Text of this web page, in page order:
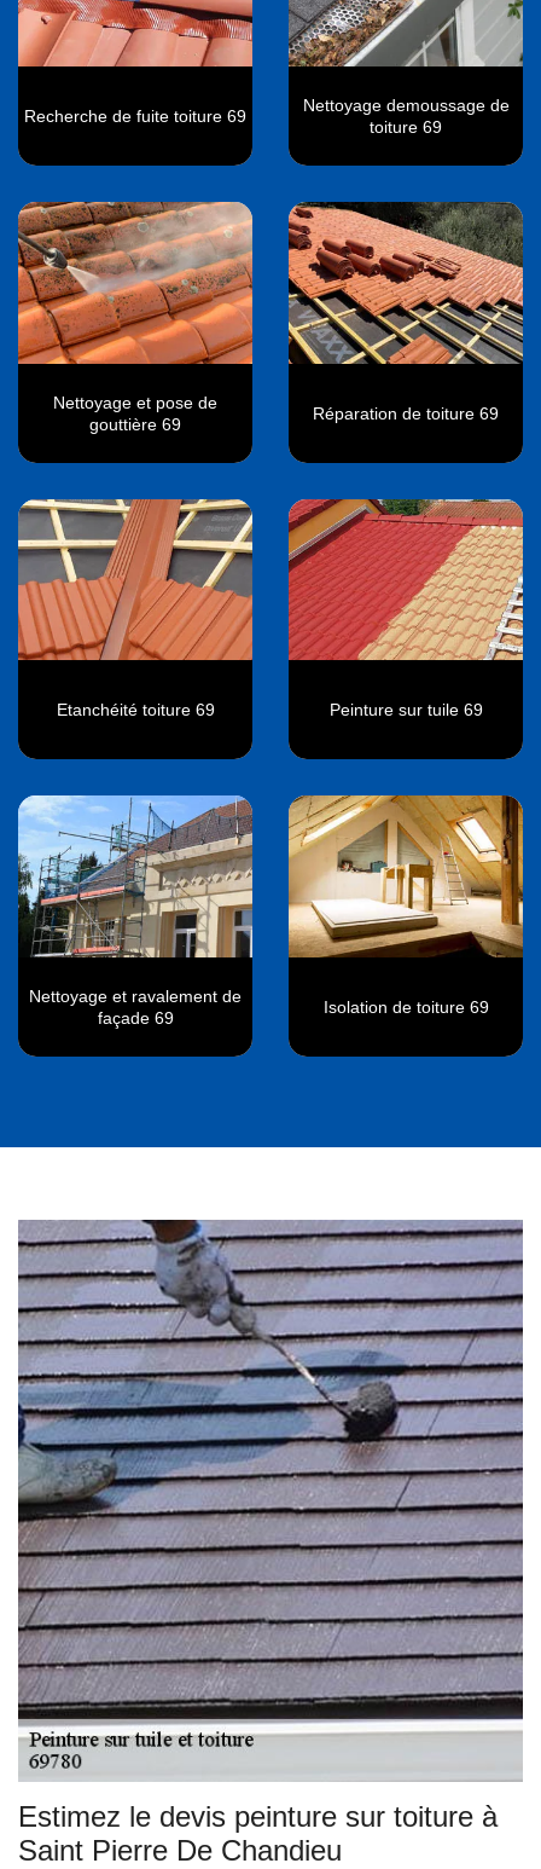
Recherche de fuite toiture 69
Nettoyage demoussage de
toiture 69
Nettoyage et pose de
gouttière 69
Réparation de toiture 69
Etanchéité toiture 69 Peinture sur tuile 69
Nettoyage et ravalement de
façade 69
Isolation de toiture 69
Estimez le devis peinture sur toiture à
Saint Pierre De Chandieu